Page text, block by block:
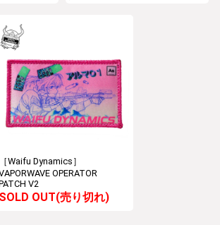
［Waifu Dynamics］
OPERATOR
V2
SOLD OUT(売り切れ)